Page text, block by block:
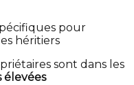
pour
héritiers
sont dans les
élevées